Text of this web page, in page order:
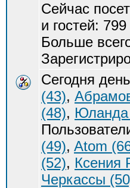
Сейчас
и гостей:
Больше
Сегодня
(43),
(48), Юланда
(49), Atom
(52), Ксения
Черкассы